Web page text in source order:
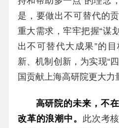
是，要做出不可替代的
重大需求，牢牢把握“谋
出不可替代大成果”的
新、机制创新，为实现“
国贡献上海高研院更大力
高研院的未来，不
改革的浪潮中。 此次考